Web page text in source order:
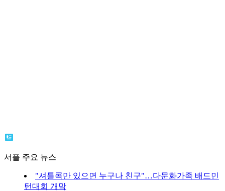
서플 주요 뉴스
"셔틀콕만 있으면 누구나 친구"…다문화가족 배드민
턴대회 개막